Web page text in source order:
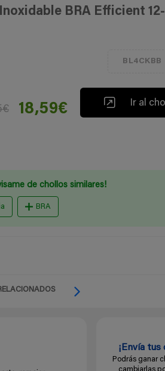
BRA Efficient
BL4CKBB
18,59€ Ir al
de chollos similares!
BRA
¡Envía tus
Podrás ganar